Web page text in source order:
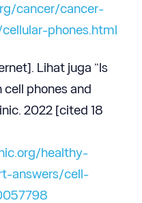
cancer/cancer-
phones.html
Lihat juga “Is
phones and
2022 [cited 18
healthy-
answers/cell-